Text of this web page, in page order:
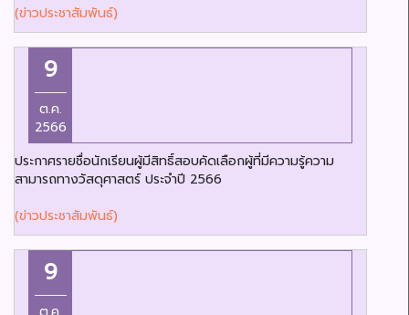
(ข่าวประชาสัมพันธ์)
9
ต.ค.
2566
ประกาศรายชื่อนักเรียนผู้มีสิทธิ์สอบคัดเลือกผู้ที่มีความรู้ความ
สามารถทางวัสดุศาสตร์ ประจำปี 2566
(ข่าวประชาสัมพันธ์)
9